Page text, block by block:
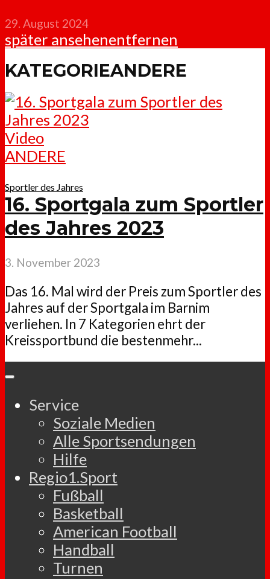
29. August 2024
später ansehenentfernen
KATEGORIEANDERE
Video
ANDERE
Sportler des Jahres
16. Sportgala zum Sportler
des Jahres 2023
3. November 2023
Das 16. Mal wird der Preis zum Sportler des
Jahres auf der Sportgala im Barnim
verliehen. In 7 Kategorien ehrt der
Kreissportbund die bestenmehr...
Service
Soziale Medien
Alle Sportsendungen
Hilfe
Regio1.Sport
Fußball
Basketball
American Football
Handball
Turnen